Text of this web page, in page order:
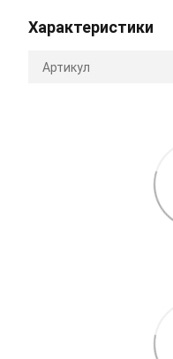
Характеристики
Артикул